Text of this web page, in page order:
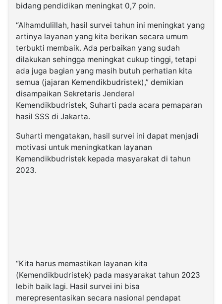
bidang pendidikan meningkat 0,7 poin.
“Alhamdulillah, hasil survei tahun ini meningkat yang
artinya layanan yang kita berikan secara umum
terbukti membaik. Ada perbaikan yang sudah
dilakukan sehingga meningkat cukup tinggi, tetapi
ada juga bagian yang masih butuh perhatian kita
semua (jajaran Kemendikbudristek),” demikian
disampaikan Sekretaris Jenderal
Kemendikbudristek, Suharti pada acara pemaparan
hasil SSS di Jakarta.
Suharti mengatakan, hasil survei ini dapat menjadi
motivasi untuk meningkatkan layanan
Kemendikbudristek kepada masyarakat di tahun
2023.
“Kita harus memastikan layanan kita
(Kemendikbudristek) pada masyarakat tahun 2023
lebih baik lagi. Hasil survei ini bisa
merepresentasikan secara nasional pendapat